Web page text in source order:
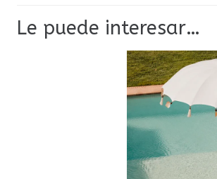
Le puede interesar…